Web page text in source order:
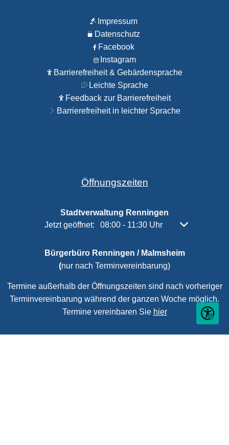
Impressum
Datenschutz
Facebook
Instagram
Barrierefreiheit & Gebärdensprache
Leichte Sprache
Feedback zur Barrierefreiheit
Barrierefreiheit in leichter Sprache
Öffnungszeiten
Stadtverwaltung Renningen
Klicken, um weitere Öffnungs- oder Schließzeiten
Jetzt geöffnet: 08:00- 11:30Uhr Von 08:00 bis
Bürgerbüro Renningen / Malmsheim
(nur nach Terminvereinbarung)
Termine außerhalb der Öffnungszeiten sind nach vorheriger
Terminvereinbarung während der ganzen Woche möglich.
Termine vereinbaren Sie hier Seite